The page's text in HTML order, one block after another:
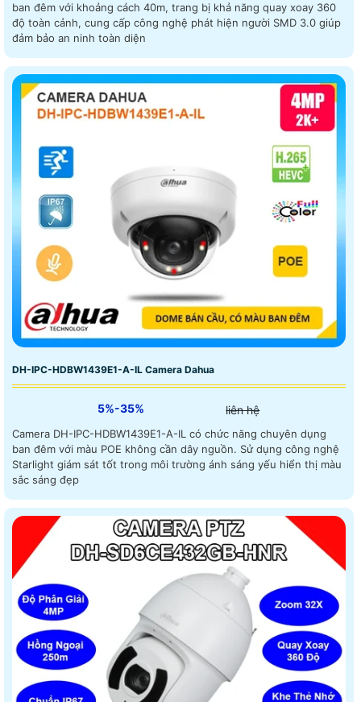
ban đêm với khoảng cách 40m, trang bị khả năng quay xoay 360
độ toàn cảnh, cung cấp công nghệ phát hiện người SMD 3.0 giúp
đảm bảo an ninh toàn diện
DH-IPC-HDBW1439E1-A-IL Camera Dahua
5%-35% liên hệ
Camera DH-IPC-HDBW1439E1-A-IL có chức năng chuyên dụng
ban đêm với màu POE không cần dây nguồn. Sử dụng công nghệ
Starlight giám sát tốt trong môi trường ánh sáng yếu hiển thị màu
sắc sáng đẹp